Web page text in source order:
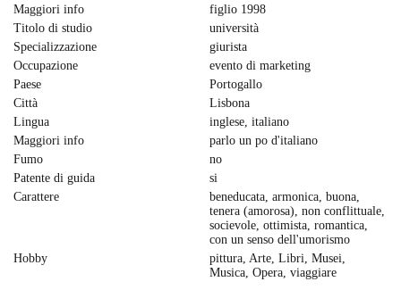
Maggiori info
figlio 1998
Titolo di studio
università
Specializzazione
giurista
Occupazione
evento di marketing
Paese
Portogallo
Città
Lisbona
Lingua
inglese, italiano
Maggiori info
parlo un po d'italiano
Fumo
no
Patente di guida
si
Carattere
beneducata, armonica, buona,
tenera (amorosa), non conflittuale,
socievole, ottimista, romantica,
con un senso dell'umorismo
Hobby
pittura, Arte, Libri, Musei,
Musica, Opera, viaggiare